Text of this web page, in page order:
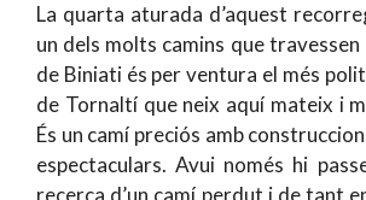
La quarta aturada d’aquest
un dels molts camins que travessen
de Biniati és per ventura el més
de Tornaltí que neix aquí mateix i
És un camí preciós amb
espectaculars. Avui només hi
recerca d’un camí perdut i de tant